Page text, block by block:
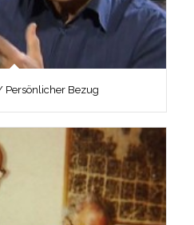
Persönlicher Bezug